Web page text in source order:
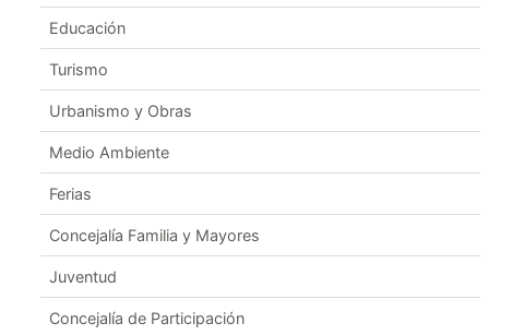
Educación
Turismo
Urbanismo y Obras
Medio Ambiente
Ferias
Concejalía Familia y Mayores
Juventud
Concejalía de Participación